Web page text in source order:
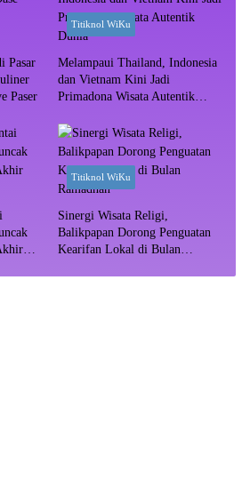
Pasar
Paser
Titiknol WiKu
Melampaui Thailand, Indonesia
dan Vietnam Kini Jadi
Primadona Wisata Autentik
Titiknol WiKu
Sinergi Wisata Religi,
Balikpapan Dorong Penguatan
Kearifan Lokal di Bulan